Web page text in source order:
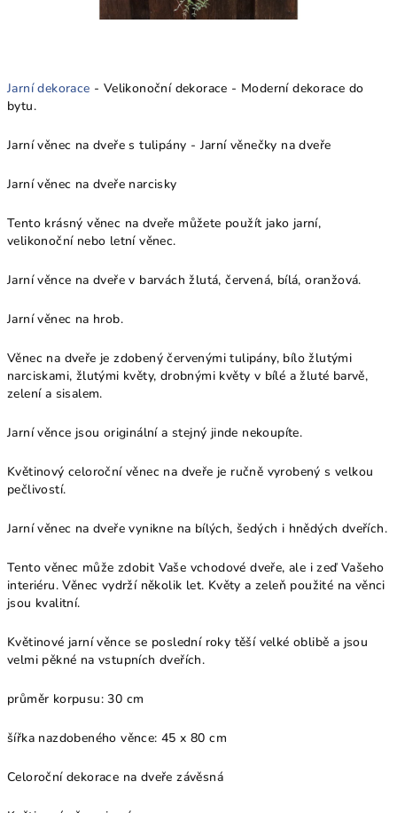
Jarní dekorace - Velikonoční dekorace - Moderní dekorace do
bytu.
Jarní věnec na dveře s tulipány - Jarní věnečky na dveře
Jarní věnec na dveře narcisky
Tento krásný věnec na dveře můžete použít jako jarní,
velikonoční nebo letní věnec.
Jarní věnce na dveře v barvách žlutá, červená, bílá, oranžová.
Jarní věnec na hrob.
Věnec na dveře je zdobený červenými tulipány, bílo žlutými
narciskami, žlutými květy, drobnými květy v bílé a žluté barvě,
zelení a sisalem.
Jarní věnce jsou originální a stejný jinde nekoupíte.
Květinový celoroční věnec na dveře je ručně vyrobený s velkou
pečlivostí.
Jarní věnec na dveře vynikne na bílých, šedých i hnědých dveřích.
Tento věnec může zdobit Vaše vchodové dveře, ale i zeď Vašeho
interiéru. Věnec vydrží několik let. Květy a zeleň použité na věnci
jsou kvalitní.
Květinové jarní věnce se poslední roky těší velké oblibě a jsou
velmi pěkné na vstupních dveřích.
průměr korpusu: 30 cm
šířka nazdobeného věnce: 45 x 80 cm
Celoroční dekorace na dveře závěsná